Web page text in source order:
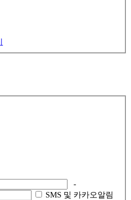
-
SMS 및 카카오알림